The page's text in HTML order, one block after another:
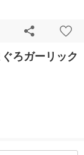
ろガーリック